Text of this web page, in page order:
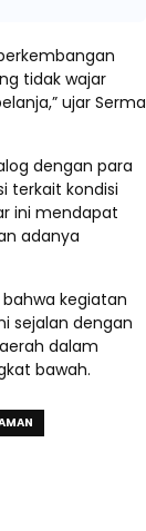
tidak wajar
ujar Serma
dengan para
terkait kondisi
ini mendapat
adanya
kegiatan
sejalan dengan
dalam
bawah.